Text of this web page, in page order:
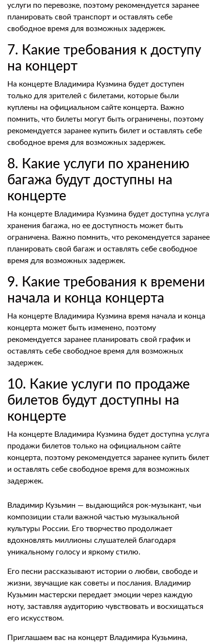
услуги по перевозке, поэтому рекомендуется заранее
планировать свой транспорт и оставлять себе
свободное время для возможных задержек.
7. Какие требования к доступу
на концерт
На концерте Владимира Кузмина будет доступен
только для зрителей с билетами, которые были
куплены на официальном сайте концерта. Важно
помнить, что билеты могут быть ограничены, поэтому
рекомендуется заранее купить билет и оставлять себе
свободное время для возможных задержек.
8. Какие услуги по хранению
багажа будут доступны на
концерте
На концерте Владимира Кузмина будет доступна услуга
хранения багажа, но ее доступность может быть
ограничена. Важно помнить, что рекомендуется заранее
планировать свой багаж и оставлять себе свободное
время для возможных задержек.
9. Какие требования к времени
начала и конца концерта
На концерте Владимира Кузмина время начала и конца
концерта может быть изменено, поэтому
рекомендуется заранее планировать свой график и
оставлять себе свободное время для возможных
задержек.
10. Какие услуги по продаже
билетов будут доступны на
концерте
На концерте Владимира Кузмина будет доступна услуга
продажи билетов только на официальном сайте
концерта, поэтому рекомендуется заранее купить билет
и оставлять себе свободное время для возможных
задержек.
Владимир Кузьмин — выдающийся рок-музыкант, чьи
композиции стали важной частью музыкальной
культуры России. Его творчество продолжает
вдохновлять миллионы слушателей благодаря
уникальному голосу и яркому стилю.
Его песни рассказывают истории о любви, свободе и
жизни, звучащие как советы и послания. Владимир
Кузьмин мастерски передает эмоции через каждую
ноту, заставляя аудиторию чувствовать и восхищаться
его искусством.
Приглашаем вас на концерт Владимира Кузьмина,